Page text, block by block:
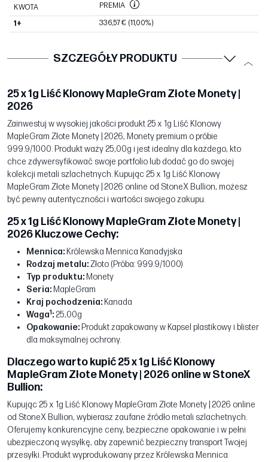
KWOTA PREMIA
1+ 336,57 € (11,00%)
SZCZEGÓŁY PRODUKTU
25 x 1g Liść Klonowy MapleGram Złote Monety |
2026
Zainwestuj w wysokiej jakości produkt 25 x 1g Liść Klonowy
MapleGram Złote Monety | 2026, Monety premium o próbie
999.9/1000. Produkt waży 25,00g i jest idealny dla każdego, kto
chce zdywersyfikować swoje portfolio lub dodać go do swojej
kolekcji metali szlachetnych. Kupując 25 x 1g Liść Klonowy
MapleGram Złote Monety | 2026 online od StoneX Bullion, możesz
być pewny autentyczności i wartości swojego zakupu.
25 x 1g Liść Klonowy MapleGram Złote Monety |
2026 Kluczowe Cechy:
Mennica: Królewska Mennica Kanadyjska
Rodzaj metalu:Złoto (Próba: 999.9/1000)
Typ produktu: Monety
Seria: MapleGram
Kraj pochodzenia: Kanada
Waga1: 25,00g
Opakowanie: Produkt zapakowany w Kapsel plastikowy i blister
dla maksymalnej ochrony.
Dlaczego warto kupić 25 x 1g Liść Klonowy
MapleGram Złote Monety | 2026 online w StoneX
Bullion:
Kupując 25 x 1g Liść Klonowy MapleGram Złote Monety | 2026 online
od StoneX Bullion, wybierasz zaufane źródło metali szlachetnych.
Oferujemy konkurencyjne ceny, bezpieczne opakowanie i w pełni
ubezpieczoną wysyłkę, aby zapewnić bezpieczny transport Twojej
przesyłki. Produkt wyprodukowany przez Królewska Mennica